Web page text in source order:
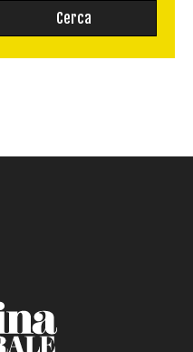
Conserva